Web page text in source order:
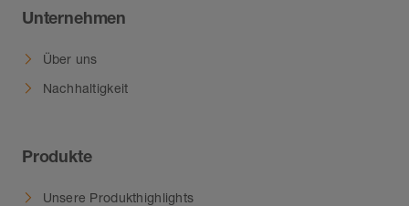
Unternehmen
Über uns
Nachhaltigkeit
Produkte
Unsere Produkthighlights